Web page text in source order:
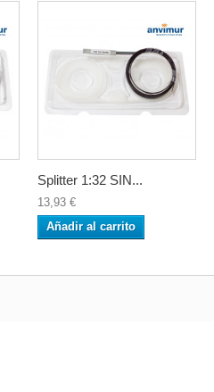
Splitter 1:32 SIN...
13,93 €
Añadir al carrito